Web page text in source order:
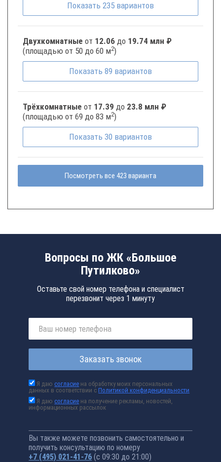
Показать 235 вариантов
Двухкомнатные от 12.06 до 19.74 млн ₽
(площадью от 50 до 60 м2)
Показать 89 вариантов
Трёхкомнатные от 17.39 до 23.8 млн ₽
(площадью от 69 до 83 м2)
Показать 30 вариантов
Посмотреть все 423 варианта
Вопросы по ЖК «Большое
Путилково»
Оставьте свой номер телефона и специалист
перезвонит через 1 минуту
Заказать звонок
Я даюсогласие на обработку моих персональных
данных в соответствии сПолитикой конфиденциальности
Я даюсогласие на получение рекламы, новостей,
информационных рассылок
Вы также можете позвонить самостоятельно и
получить консультацию по номеру
+7 (495) 021-41-76 (с 09:30 до 21:00)